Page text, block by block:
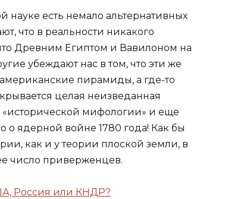
науке есть немало альтернативных
что в реальности никакого
Древним Египтом и Вавилоном на
убеждают нас в том, что эти же
пирамиды, а где-то
целая неизведанная
«исторической мифологии» и еще
о ядерной войне 1780 года! Как бы
как и у теории плоской земли, в
число приверженцев.
Россия или КНДР?